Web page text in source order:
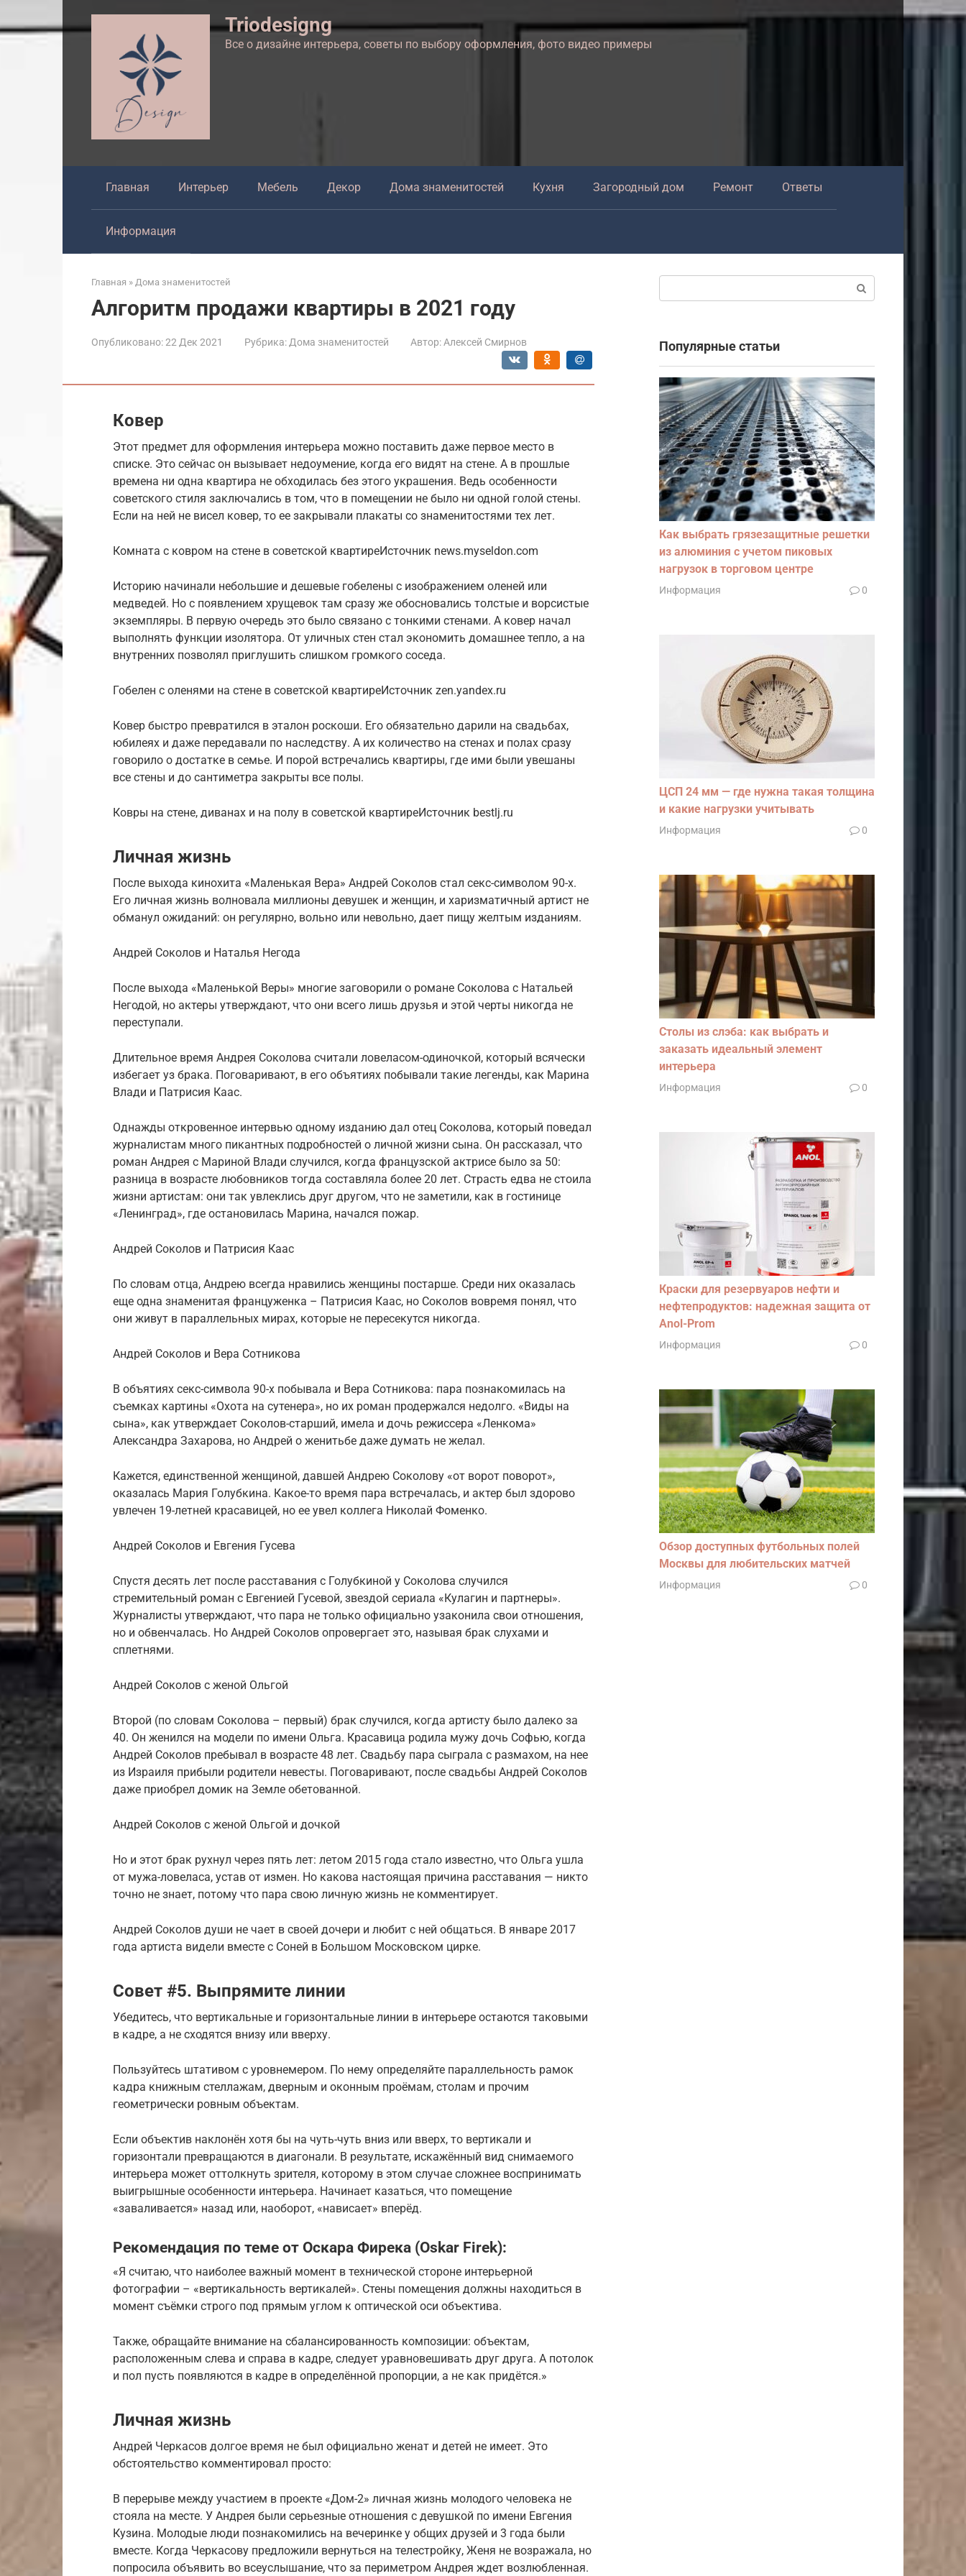
к
Triodesigng
Все о дизайне интерьера, советы по выбору оформления, фото видео примеры
Главная Интерьер Мебель Декор Дома знаменитостей Кухня Загородный дом Ремонт Ответы
Информация
Главная » Дома знаменитостей
Алгоритм продажи квартиры в 2021 году
Опубликовано:22 Дек 2021 Рубрика: Дома знаменитостей Автор: Алексей Смирнов
Ковер
Этот предмет для оформления интерьера можно поставить даже первое место в
списке. Это сейчас он вызывает недоумение, когда его видят на стене. А в прошлые
времена ни одна квартира не обходилась без этого украшения. Ведь особенности
советского стиля заключались в том, что в помещении не было ни одной голой стены.
Если на ней не висел ковер, то ее закрывали плакаты со знаменитостями тех лет.
Комната с ковром на стене в советской квартиреИсточник news.myseldon.com
Историю начинали небольшие и дешевые гобелены с изображением оленей или
медведей. Но с появлением хрущевок там сразу же обосновались толстые и ворсистые
экземпляры. В первую очередь это было связано с тонкими стенами. А ковер начал
выполнять функции изолятора. От уличных стен стал экономить домашнее тепло, а на
внутренних позволял приглушить слишком громкого соседа.
Гобелен с оленями на стене в советской квартиреИсточник zen.yandex.ru
Ковер быстро превратился в эталон роскоши. Его обязательно дарили на свадьбах,
юбилеях и даже передавали по наследству. А их количество на стенах и полах сразу
говорило о достатке в семье. И порой встречались квартиры, где ими были увешаны
все стены и до сантиметра закрыты все полы.
Ковры на стене, диванах и на полу в советской квартиреИсточник bestlj.ru
Личная жизнь
После выхода кинохита «Маленькая Вера» Андрей Соколов стал секс-символом 90-х.
Его личная жизнь волновала миллионы девушек и женщин, и харизматичный артист не
обманул ожиданий: он регулярно, вольно или невольно, дает пищу желтым изданиям.
Андрей Соколов и Наталья Негода
После выхода «Маленькой Веры» многие заговорили о романе Соколова с Натальей
Негодой, но актеры утверждают, что они всего лишь друзья и этой черты никогда не
переступали.
Длительное время Андрея Соколова считали ловеласом-одиночкой, который всячески
избегает уз брака. Поговаривают, в его объятиях побывали такие легенды, как Марина
Влади и Патрисия Каас.
Однажды откровенное интервью одному изданию дал отец Соколова, который поведал
журналистам много пикантных подробностей о личной жизни сына. Он рассказал, что
роман Андрея с Мариной Влади случился, когда французской актрисе было за 50:
разница в возрасте любовников тогда составляла более 20 лет. Страсть едва не стоила
жизни артистам: они так увлеклись друг другом, что не заметили, как в гостинице
«Ленинград», где остановилась Марина, начался пожар.
Андрей Соколов и Патрисия Каас
По словам отца, Андрею всегда нравились женщины постарше. Среди них оказалась
еще одна знаменитая француженка – Патрисия Каас, но Соколов вовремя понял, что
они живут в параллельных мирах, которые не пересекутся никогда.
Андрей Соколов и Вера Сотникова
В объятиях секс-символа 90-х побывала и Вера Сотникова: пара познакомилась на
съемках картины «Охота на сутенера», но их роман продержался недолго. «Виды на
сына», как утверждает Соколов-старший, имела и дочь режиссера «Ленкома»
Александра Захарова, но Андрей о женитьбе даже думать не желал.
Кажется, единственной женщиной, давшей Андрею Соколову «от ворот поворот»,
оказалась Мария Голубкина. Какое-то время пара встречалась, и актер был здорово
увлечен 19-летней красавицей, но ее увел коллега Николай Фоменко.
Андрей Соколов и Евгения Гусева
Спустя десять лет после расставания с Голубкиной у Соколова случился
стремительный роман с Евгенией Гусевой, звездой сериала «Кулагин и партнеры».
Журналисты утверждают, что пара не только официально узаконила свои отношения,
но и обвенчалась. Но Андрей Соколов опровергает это, называя брак слухами и
сплетнями.
Андрей Соколов с женой Ольгой
Второй (по словам Соколова – первый) брак случился, когда артисту было далеко за
40. Он женился на модели по имени Ольга. Красавица родила мужу дочь Софью, когда
Андрей Соколов пребывал в возрасте 48 лет. Свадьбу пара сыграла с размахом, на нее
из Израиля прибыли родители невесты. Поговаривают, после свадьбы Андрей Соколов
даже приобрел домик на Земле обетованной.
Андрей Соколов с женой Ольгой и дочкой
Но и этот брак рухнул через пять лет: летом 2015 года стало известно, что Ольга ушла
от мужа-ловеласа, устав от измен. Но какова настоящая причина расставания — никто
точно не знает, потому что пара свою личную жизнь не комментирует.
Андрей Соколов души не чает в своей дочери и любит с ней общаться. В январе 2017
года артиста видели вместе с Соней в Большом Московском цирке.
Совет #5. Выпрямите линии
Убедитесь, что вертикальные и горизонтальные линии в интерьере остаются таковыми
в кадре, а не сходятся внизу или вверху.
Пользуйтесь штативом с уровнемером. По нему определяйте параллельность рамок
кадра книжным стеллажам, дверным и оконным проёмам, столам и прочим
геометрически ровным объектам.
Если объектив наклонён хотя бы на чуть-чуть вниз или вверх, то вертикали и
горизонтали превращаются в диагонали. В результате, искажённый вид снимаемого
интерьера может оттолкнуть зрителя, которому в этом случае сложнее воспринимать
выигрышные особенности интерьера. Начинает казаться, что помещение
«заваливается» назад или, наоборот, «нависает» вперёд.
Рекомендация по теме от Оскара Фирека (Oskar Firek):
«Я считаю, что наиболее важный момент в технической стороне интерьерной
фотографии – «вертикальность вертикалей». Стены помещения должны находиться в
момент съёмки строго под прямым углом к оптической оси объектива.
Также, обращайте внимание на сбалансированность композиции: объектам,
расположенным слева и справа в кадре, следует уравновешивать друг друга. А потолок
и пол пусть появляются в кадре в определённой пропорции, а не как придётся.»
Личная жизнь
Андрей Черкасов долгое время не был официально женат и детей не имеет. Это
обстоятельство комментировал просто:
В перерыве между участием в проекте «Дом-2» личная жизнь молодого человека не
стояла на месте. У Андрея были серьезные отношения с девушкой по имени Евгения
Кузина. Молодые люди познакомились на вечеринке у общих друзей и 3 года были
вместе. Когда Черкасову предложили вернуться на телестройку, Женя не возражала, но
попросила объявить во всеуслышание, что за периметром Андрея ждет возлюбленная.
Популярные статьи
Как выбрать грязезащитные решетки
из алюминия с учетом пиковых
нагрузок в торговом центре
Информация 0
ЦСП 24 мм — где нужна такая толщина
и какие нагрузки учитывать
Информация 0
Столы из слэба: как выбрать и
заказать идеальный элемент
интерьера
Информация 0
Краски для резервуаров нефти и
нефтепродуктов: надежная защита от
Anol-Prom
Информация 0
Обзор доступных футбольных полей
Москвы для любительских матчей
Информация 0